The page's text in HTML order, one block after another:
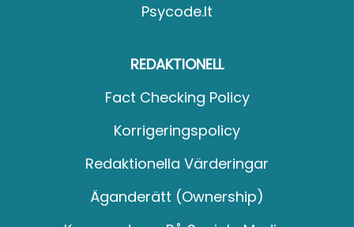
Psycode.it
REDAKTIONELL
Fact Checking Policy
Korrigeringspolicy
Redaktionella Värderingar
Äganderätt (Ownership)